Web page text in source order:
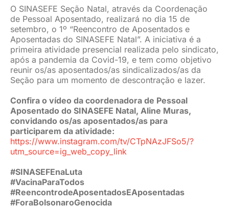
JURÍDICO
CLUBE
CONTATO
O SINASEFE Seção Natal, através da Coordenação
de Pessoal Aposentado, realizará no dia 15 de
setembro, o 1º “Reencontro de Aposentados e
Aposentadas do SINASEFE Natal”. A iniciativa é a
primeira atividade presencial realizada pelo sindicato,
após a pandemia da Covid-19, e tem como objetivo
reunir os/as aposentados/as sindicalizados/as da
Seção para um momento de descontração e lazer.
Confira o vídeo da coordenadora de Pessoal
Aposentado do SINASEFE Natal, Aline Muras,
convidando os/as aposentados/as para
participarem da atividade:
https://www.instagram.com/tv/CTpNAzJFSo5/?
utm_source=ig_web_copy_link
#SINASEFEnaLuta
#VacinaParaTodos
#ReencontrodeAposentadosEAposentadas
#ForaBolsonaroGenocida